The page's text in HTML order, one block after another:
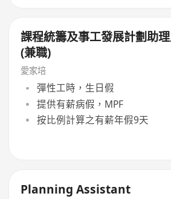
課程統籌及事工發展計劃助
(兼職)
愛家培
彈性工時，生日假
提供有薪病假，MPF
按比例計算之有薪年假9天
Planning Assistant